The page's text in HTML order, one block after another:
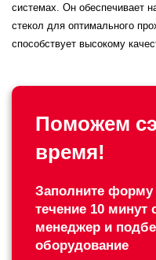
системах. Он обеспечивает
стекол для оптимального
способствует высокому
Поможем
время!
Заполните форму
течение 10 минут
менеджер и
оборудование